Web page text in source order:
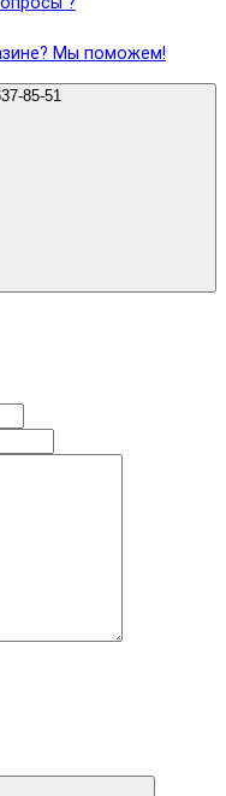
Мы поможем!
+7(982)637-85-51